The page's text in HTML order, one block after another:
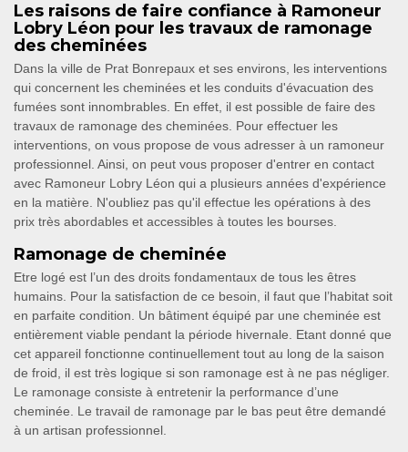
Les raisons de faire confiance à Ramoneur
Lobry Léon pour les travaux de ramonage
des cheminées
Dans la ville de Prat Bonrepaux et ses environs, les interventions
qui concernent les cheminées et les conduits d'évacuation des
fumées sont innombrables. En effet, il est possible de faire des
travaux de ramonage des cheminées. Pour effectuer les
interventions, on vous propose de vous adresser à un ramoneur
professionnel. Ainsi, on peut vous proposer d'entrer en contact
avec Ramoneur Lobry Léon qui a plusieurs années d'expérience
en la matière. N'oubliez pas qu'il effectue les opérations à des
prix très abordables et accessibles à toutes les bourses.
Ramonage de cheminée
Etre logé est l’un des droits fondamentaux de tous les êtres
humains. Pour la satisfaction de ce besoin, il faut que l’habitat soit
en parfaite condition. Un bâtiment équipé par une cheminée est
entièrement viable pendant la période hivernale. Etant donné que
cet appareil fonctionne continuellement tout au long de la saison
de froid, il est très logique si son ramonage est à ne pas négliger.
Le ramonage consiste à entretenir la performance d’une
cheminée. Le travail de ramonage par le bas peut être demandé
à un artisan professionnel.